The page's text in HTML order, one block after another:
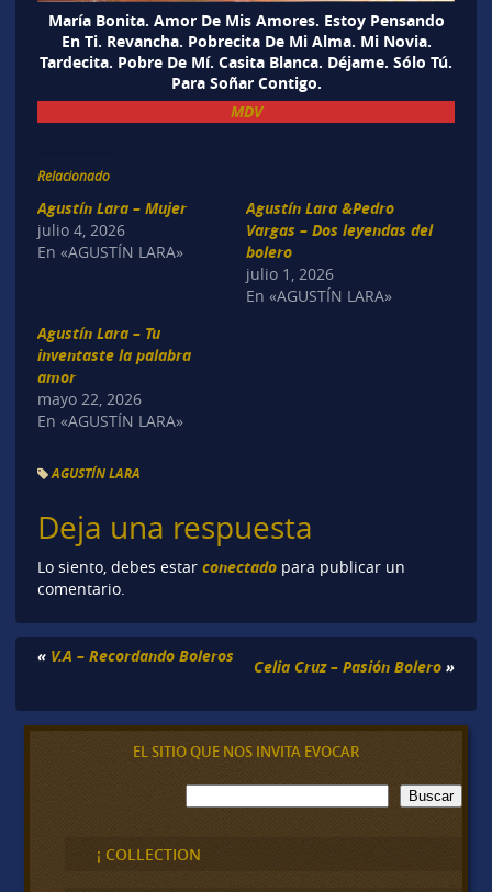
María Bonita. Amor De Mis Amores. Estoy Pensando
En Ti. Revancha. Pobrecita De Mi Alma. Mi Novia.
Tardecita. Pobre De Mí. Casita Blanca. Déjame. Sólo Tú.
Para Soñar Contigo.
MDV
Relacionado
Agustín Lara – Mujer
julio 4, 2026
En «AGUSTÍN LARA»
Agustín Lara &Pedro
Vargas – Dos leyendas del
bolero
julio 1, 2026
En «AGUSTÍN LARA»
Agustín Lara – Tu
inventaste la palabra
amor
mayo 22, 2026
En «AGUSTÍN LARA»
AGUSTÍN LARA
Deja una respuesta
Lo siento, debes estar conectadopara publicar un
comentario.
« V.A – Recordando Boleros
Celia Cruz – Pasión Bolero »
EL SITIO QUE NOS INVITA EVOCAR
B
u
c
a
Buscar
¡ COLLECTION